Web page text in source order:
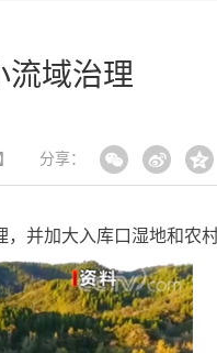
流域治理
分享：
并加大入库口湿地和农